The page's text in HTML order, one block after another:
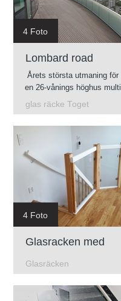
4 Foto
Lombard road
Årets största utmaning
en 26-vånings höghus
glas räcke Toget
4 Foto
Glasracken med
Glasräcken